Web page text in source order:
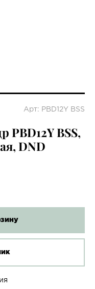
Арт: PBD12Y BSS
PBD12Y BSS,
DND